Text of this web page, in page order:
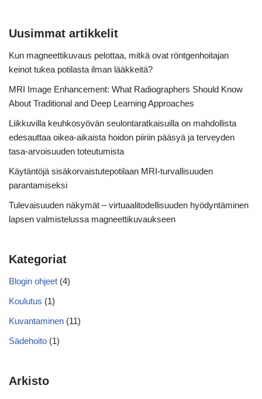
Uusimmat artikkelit
Kun magneettikuvaus pelottaa, mitkä ovat röntgenhoitajan
keinot tukea potilasta ilman lääkkeitä?
MRI Image Enhancement: What Radiographers Should Know
About Traditional and Deep Learning Approaches
Liikkuvilla keuhkosyövän seulontaratkaisuilla on mahdollista
edesauttaa oikea-aikaista hoidon piiriin pääsyä ja terveyden
tasa-arvoisuuden toteutumista
Käytäntöjä sisäkorvaistutepotilaan MRI-turvallisuuden
parantamiseksi
Tulevaisuuden näkymät – virtuaalitodellisuuden hyödyntäminen
lapsen valmistelussa magneettikuvaukseen
Kategoriat
Blogin ohjeet (4)
Koulutus (1)
Kuvantaminen (11)
Sädehoito (1)
Arkisto